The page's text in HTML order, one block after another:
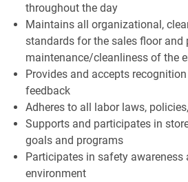
throughout the day
Maintains all organizational,
standards for the sales floor and
maintenance/cleanliness of the
Provides and accepts
feedback
Adheres to all labor laws,
Supports and participates in
goals and programs
Participates in safety
environment